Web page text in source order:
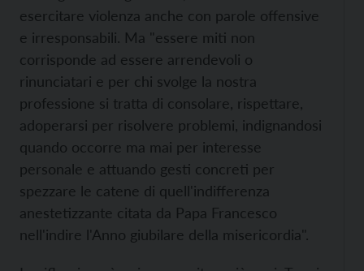
esercitare violenza anche con parole offensive
e irresponsabili. Ma "essere miti non
corrisponde ad essere arrendevoli o
rinunciatari e per chi svolge la nostra
professione si tratta di consolare, rispettare,
adoperarsi per risolvere problemi, indignandosi
quando occorre ma mai per interesse
personale e attuando gesti concreti per
spezzare le catene di quell'indifferenza
anestetizzante citata da Papa Francesco
nell'indire l'Anno giubilare della misericordia".